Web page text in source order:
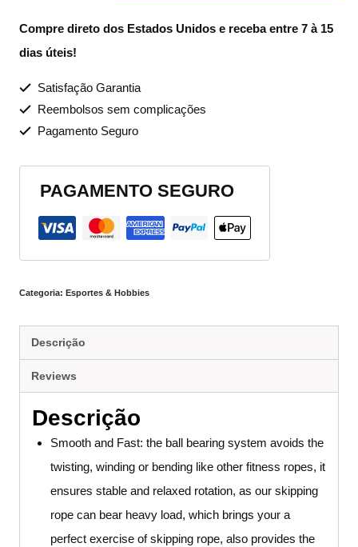
Compre direto dos Estados Unidos e receba entre 7 à 15
dias úteis!
Satisfação Garantia
Reembolsos sem complicações
Pagamento Seguro
PAGAMENTO SEGURO
Categoria: Esportes & Hobbies
Descrição
Reviews
Descrição
Smooth and Fast: the ball bearing system avoids the
twisting, winding or bending like other fitness ropes, it
ensures stable and relaxed rotation, as our skipping
rope can bear heavy load, which brings your a
perfect exercise of skipping rope, also provides the